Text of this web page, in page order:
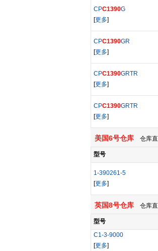
CPC1390G
[更多]
CPC1390GR
[更多]
CPC1390GRTR
[更多]
CPC1390GRTR
[更多]
美国6号仓库 仓库直
型号
1-390261-5
[更多]
英国8号仓库 仓库直
型号
C1-3-9000
[更多]